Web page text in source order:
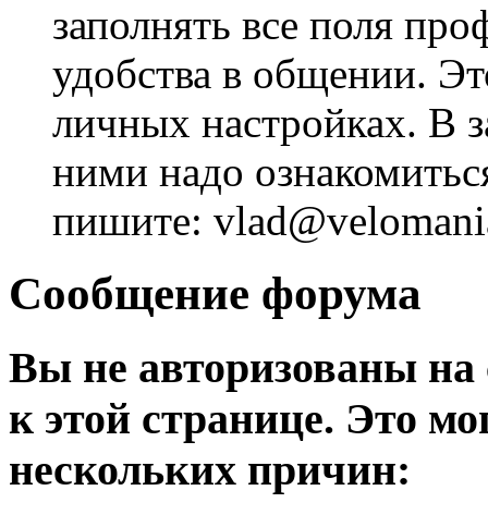
заполнять все поля
удобства в общении.
личных настройках. В
ними надо
пишите:
Сообщение форума
Вы не авторизованы на
к этой странице. Это
нескольких причин: